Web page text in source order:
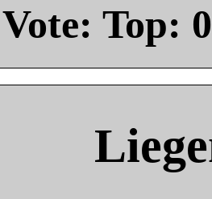
Vote: Top: 0